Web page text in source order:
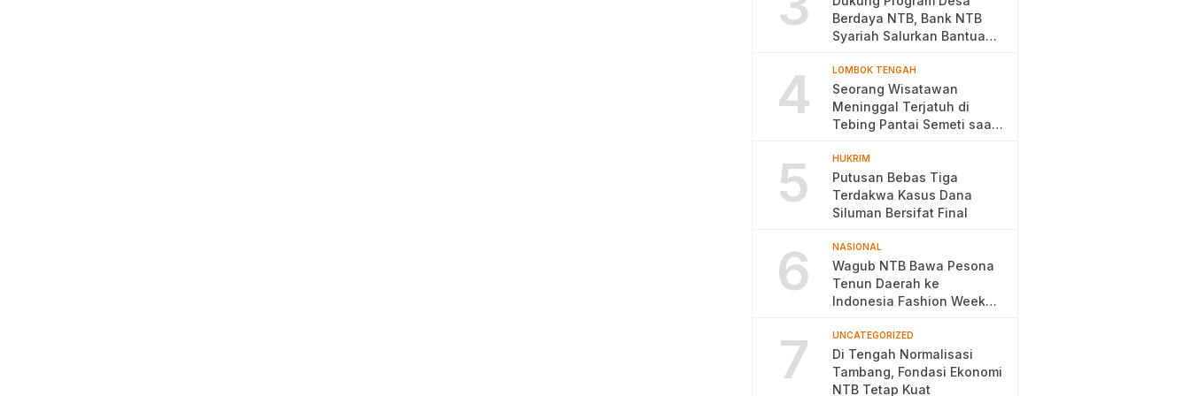
Berdaya NTB, Bank NTB
Syariah Salurkan Bantuan
4 LOMBOK TENGAH
Seorang Wisatawan
Meninggal Terjatuh di
Tebing Pantai Semeti saat
5 HUKRIM
Putusan Bebas Tiga
Terdakwa Kasus Dana
Siluman Bersifat Final
6 NASIONAL
Wagub NTB Bawa Pesona
Tenun Daerah ke
Indonesia Fashion Week
7 UNCATEGORIZED
Di Tengah Normalisasi
Tambang, Fondasi Ekonomi
NTB Tetap Kuat